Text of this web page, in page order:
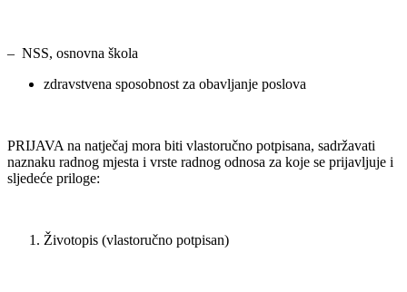
– NSS, osnovna škola
zdravstvena sposobnost za obavljanje poslova
PRIJAVA na natječaj mora biti vlastoručno potpisana, sadržavati
naznaku radnog mjesta i vrste radnog odnosa za koje se prijavljuje i
sljedeće priloge:
Životopis (vlastoručno potpisan)